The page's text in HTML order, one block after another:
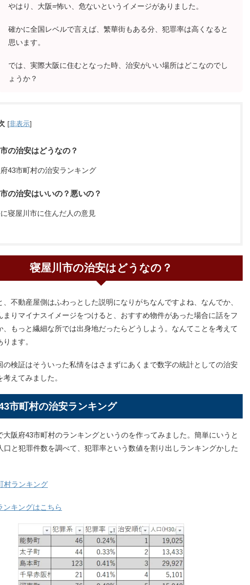
やはり、大阪=怖い、危ないというイメージがありました。
確かに全国レベルで言えば、繁華街もある分、犯罪率は高くなると
思います。
では、実際大阪に住むとなった時、治安がいい場所はどこなのでし
ょうか？
[非表示]
の治安はどうなの？
43市町村の治安ランキング
の治安はいいの？悪いの？
寝屋川市に住んだ人の意見
寝屋川市の治安はどうなの？
、不動産屋側はふわっとした説明になりがちなんですよね、なんでか、
まりマイナスイメージをつけると、おすすめ物件があった場合に話をフ
、もっと繊細な所では出身地だったらどうしよう。なんてことを考えて
ます。
の検証はそういった私情をはさまずにあくまで数字の統計としての治安
えてみました。
市町村の治安ランキング
大阪府43市町村のランキングというのを作ってみました。簡単にいうと
口と犯罪件数を調べて、犯罪率という数値を割り出しランキングかした
村ランキング
ンキングはこちら